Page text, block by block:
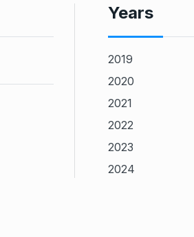
Years
2019
2020
2021
2022
2023
2024